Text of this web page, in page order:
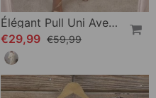
Élégant Pull Uni Avec Manches Longues
€29,99 €59,99